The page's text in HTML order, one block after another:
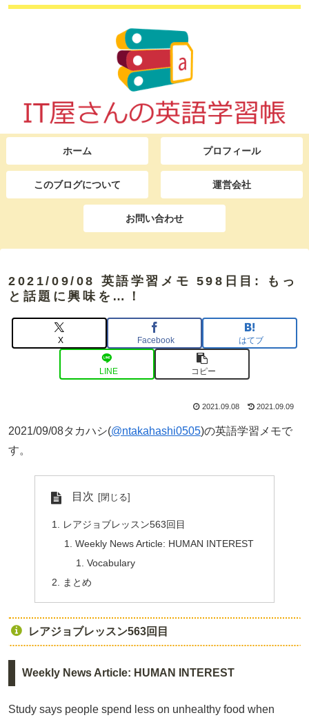
ホーム プロフィール
このブログについて 運営会社
お問い合わせ
2021/09/08 英語学習メモ 598日目: もっ
と話題に興味を…！
X Facebook はてブ
LINE コピー
2021.09.08 2021.09.09
2021/09/08タカハシ(@ntakahashi0505)の英語学習メモで
す。
目次
レアジョブレッスン563回目
Weekly News Article: HUMAN INTEREST
Vocabulary
まとめ
レアジョブレッスン563回目
Weekly News Article: HUMAN INTEREST
Study says people spend less on unhealthy food when